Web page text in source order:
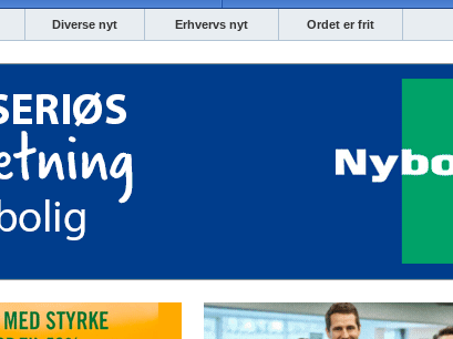
Diverse nyt Erhvervs nyt Ordet er frit